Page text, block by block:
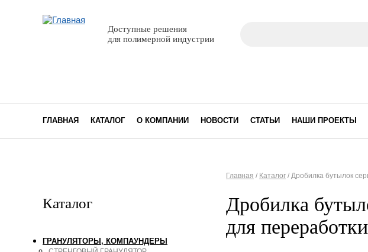
Доступные решения
для полимерной индустрии
ГЛАВНАЯ КАТАЛОГ О КОМПАНИИ НОВОСТИ СТАТЬИ НАШИ ПРОЕКТЫ
Каталог
ГРАНУЛЯТОРЫ, КОМПАУНДЕРЫ
Главная / Каталог / Дробилка бутылок
Дробилка
для